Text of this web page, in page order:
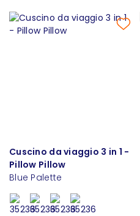
Cuscino da viaggio 3 in 1 -
Pillow Pillow
Blue Palette